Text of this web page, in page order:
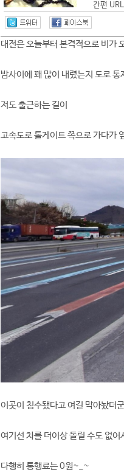
간편
대전은 오늘부터 본격적으로 비가
밤사이에 꽤 많이 내렸는지 도로
저도 출근하는 길이
고속도로 톨게이트 쪽으로 가다가
이곳이 침수됐다고 여길 막아놨더
여기선 차를 더이상 돌릴 수도 없
다행히 통행료는 0원~_~